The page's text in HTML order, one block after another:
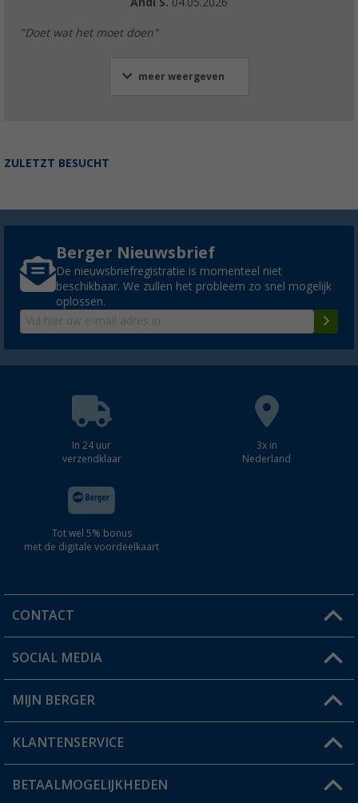
"Doet wat het moet doen"
meer weergeven
ZULETZT BESUCHT
Berger Nieuwsbrief
De nieuwsbriefregistratie is momenteel niet
beschikbaar. We zullen het probleem zo snel mogelijk
oplossen.
In 24 uur
verzendklaar
3x in
Nederland
Tot wel 5% bonus
met de digitale voordeelkaart
CONTACT
Een vraag?
Winkel vinden
SOCIAL MEDIA
MIJN BERGER
Mijn account
Status bestelling
KLANTENSERVICE
FAQ & Contact
BETAALMOGELIJKHEDEN